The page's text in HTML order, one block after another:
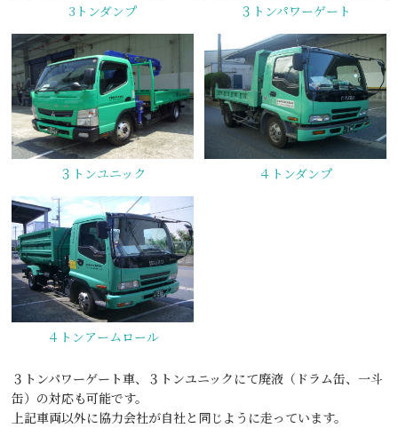
3トンダンプ ３トンパワーゲート
３トンユニック ４トンダンプ
４トンアームロール
３トンパワーゲート⾞、３トンユニックにて廃液（ドラム⽸、⼀⽃
⽸）の対応も可能です。
上記車両以外に協力会社が自社と同じように走っています。